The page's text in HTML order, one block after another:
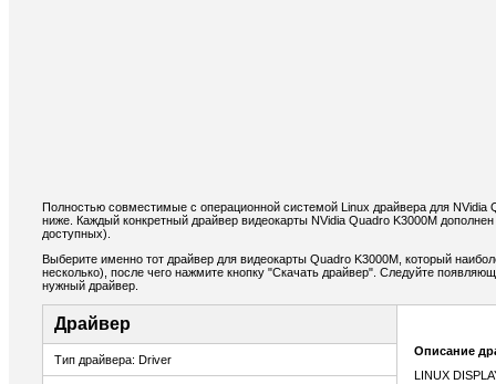
Полностью совместимые с операционной системой Linux драйвера для
ниже. Каждый конкретный драйвер видеокарты NVidia Quadro K3000M
доступных).
Выберите именно тот драйвер для видеокарты Quadro K3000M, который
несколько), после чего нажмите кнопку "Скачать драйвер". Следуйте
нужный драйвер.
Драйвер
Тип драйвера: Driver
Описание
LINUX